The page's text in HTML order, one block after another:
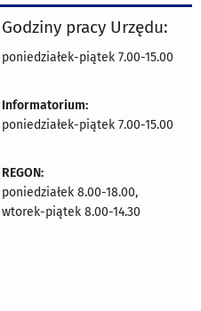
Godziny pracy Urzędu:
poniedziałek-piątek 7.00-15.00
Informatorium:
poniedziałek-piątek 7.00-15.00
REGON:
poniedziałek 8.00-18.00,
wtorek-piątek 8.00-14.30